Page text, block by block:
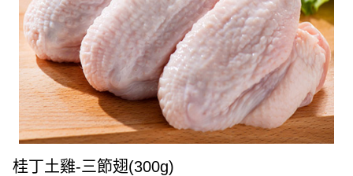
桂丁土雞-三節翅(300g)